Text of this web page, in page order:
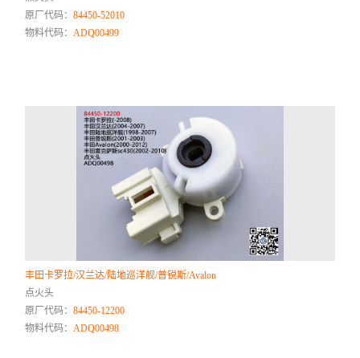
原厂代码：84450-52010
物料代码： ADQ00499
丰田卡罗拉/汉兰达/陆地巡洋舰/普锐斯/Avalon
点火头
原厂代码：84450-12200
物料代码： ADQ00498